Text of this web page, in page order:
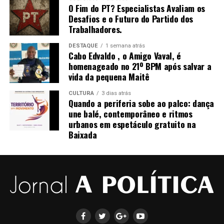
Palavras-chave: Política, Brasil, Bolsonarismo,
Conservadorismo, Eleições, Democracia, Atualidade.
de Janeiro e não depredaram patrimônio público nem
atacaram policiais. Após a condenação de Bolsonaro e de
aliados do ex-presidente, o texto ganhou uma nova
discussão na Câmara…
BRASIL DAS INJUSTIÇAS… E O POVO PAGA A CONTA.
O Fim do PT? Especialistas Avaliam os
Desafios e o Futuro do Partido dos
Trabalhadores.
DESTAQUE 1 semana atrás
Cabo Edvaldo , o Amigo Vaval, é
homenageado no 21º BPM após salvar a
vida da pequena Maitê
CULTURA 3 dias atrás
Quando a periferia sobe ao palco: dança
une balé, contemporâneo e ritmos
urbanos em espetáculo gratuito na
Baixada